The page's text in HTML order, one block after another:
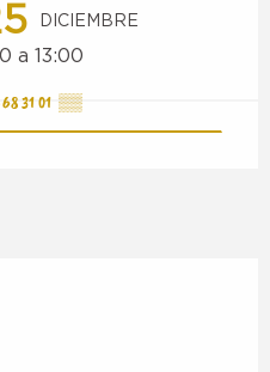
DICIEMBRE
a 13:00
31 01 ▒▒